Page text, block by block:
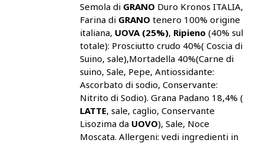
Semola di GRANO Duro Kronos ITALIA,
Farina di GRANO tenero 100% origine
italiana, UOVA (25%), Ripieno (40% sul
totale): Prosciutto crudo 40%( Coscia di
Suino, sale),Mortadella 40%(Carne di
suino, Sale, Pepe, Antiossidante:
Ascorbato di sodio, Conservante:
Nitrito di Sodio). Grana Padano 18,4% (
LATTE, sale, caglio, Conservante
Lisozima da UOVO), Sale, Noce
Moscata. Allergeni: vedi ingredienti in